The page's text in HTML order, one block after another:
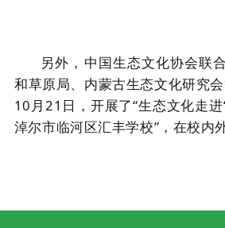
另外， 中国生态文化协会联
和草原局、内蒙古生态文化研究会
10月21日， 开展了“生态文化走进
淖尔市临河区汇丰学校”，在校内